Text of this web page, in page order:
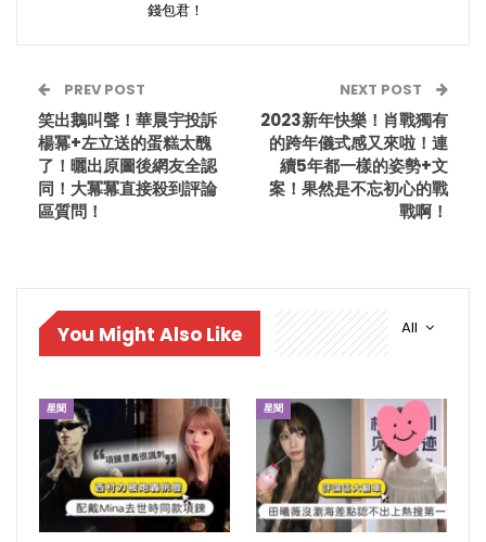
錢包君！
PREV POST
笑出鵝叫聲！華晨宇投訴
楊冪+左立送的蛋糕太醜
了！曬出原圖後網友全認
同！大冪冪直接殺到評論
區質問！
NEXT POST
2023新年快樂！肖戰獨有
的跨年儀式感又來啦！連
續5年都一樣的姿勢+文
案！果然是不忘初心的戰
戰啊！
All
You Might Also Like
星聞 星聞